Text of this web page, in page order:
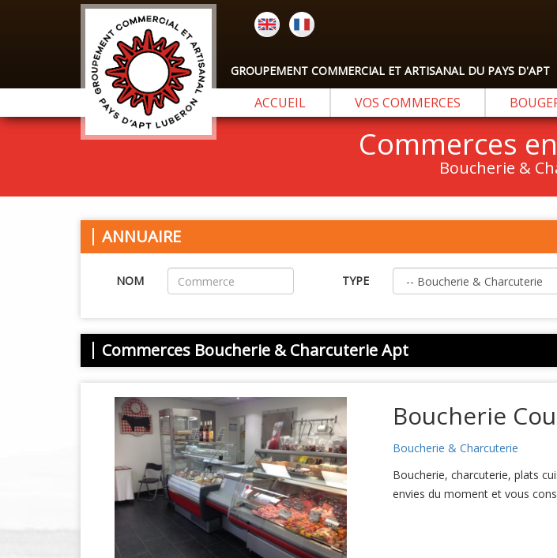
GROUPEMENT COMMERCIAL ET ARTISANAL DU PAYS D'APT
ACCUEIL VOS COMMERCES
Commerces
Boucherie &
ANNUAIRE
NOM TYPE
Commerces Boucherie & Charcuterie Apt
Boucherie
Boucherie & Charcuterie
Boucherie, charcuterie, plats
envies du moment et vous